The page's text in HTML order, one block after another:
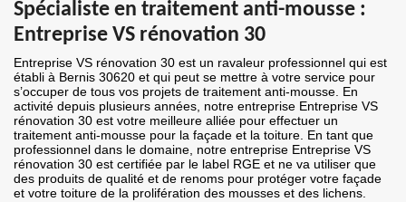
Spécialiste en traitement anti-mousse :
Entreprise VS rénovation 30
Entreprise VS rénovation 30 est un ravaleur professionnel qui est
établi à Bernis 30620 et qui peut se mettre à votre service pour
s’occuper de tous vos projets de traitement anti-mousse. En
activité depuis plusieurs années, notre entreprise Entreprise VS
rénovation 30 est votre meilleure alliée pour effectuer un
traitement anti-mousse pour la façade et la toiture. En tant que
professionnel dans le domaine, notre entreprise Entreprise VS
rénovation 30 est certifiée par le label RGE et ne va utiliser que
des produits de qualité et de renoms pour protéger votre façade
et votre toiture de la prolifération des mousses et des lichens.